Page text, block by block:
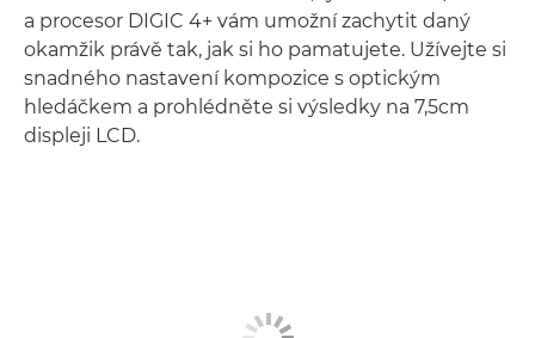
a procesor DIGIC 4+ vám umožní zachytit daný
okamžik právě tak, jak si ho pamatujete. Užívejte si
snadného nastavení kompozice s optickým
hledáčkem a prohlédněte si výsledky na 7,5cm
displeji LCD.